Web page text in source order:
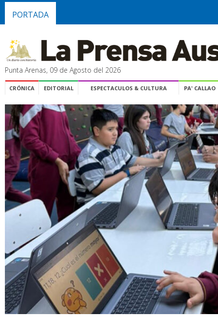
PORTADA
Punta Arenas, 09 de Agosto del 2026
CRÓNICA EDITORIAL ESPECTACULOS & CULTURA PA' CALLAO